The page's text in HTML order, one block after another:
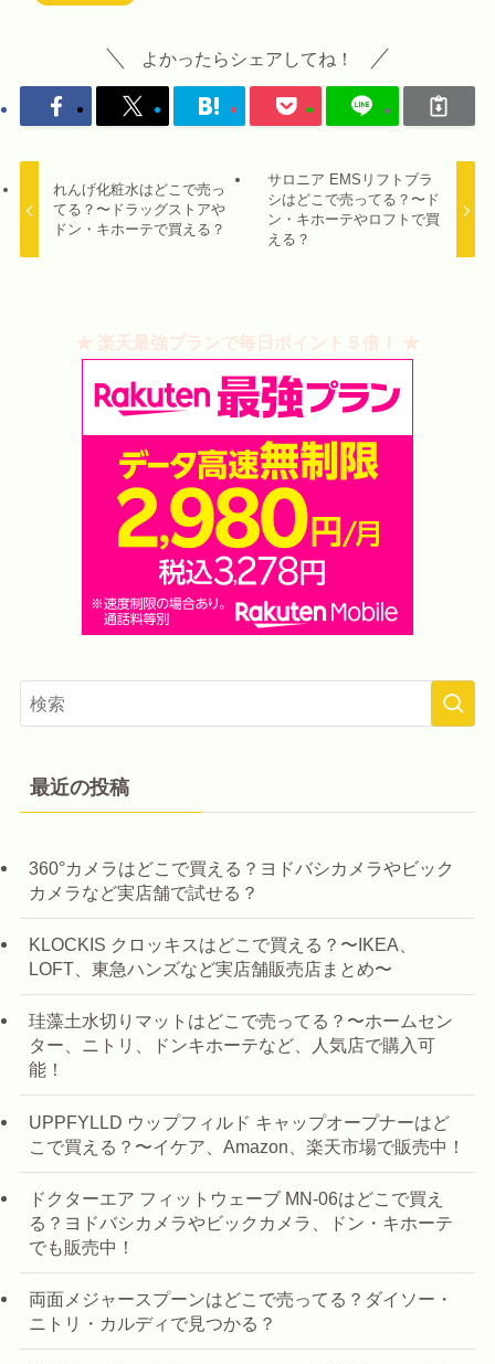
よかったらシェアしてね！
れんげ化粧水はどこで売っ
てる？〜ドラッグストアや
ドン・キホーテで買える？
サロニア EMSリフトブラ
シはどこで売ってる？〜ド
ン・キホーテやロフトで買
える？
★ 楽天最強プランで毎日ポイント５倍！ ★
最近の投稿
360°カメラはどこで買える？ヨドバシカメラやビック
カメラなど実店舗で試せる？
KLOCKIS クロッキスはどこで買える？〜IKEA、
LOFT、東急ハンズなど実店舗販売店まとめ〜
珪藻土水切りマットはどこで売ってる？〜ホームセン
ター、ニトリ、ドンキホーテなど、人気店で購入可
能！
UPPFYLLD ウップフィルド キャップオープナーはど
こで買える？〜イケア、Amazon、楽天市場で販売中！
ドクターエア フィットウェーブ MN-06はどこで買え
る？ヨドバシカメラやビックカメラ、ドン・キホーテ
でも販売中！
両面メジャースプーンはどこで売ってる？ダイソー・
ニトリ・カルディで見つかる？